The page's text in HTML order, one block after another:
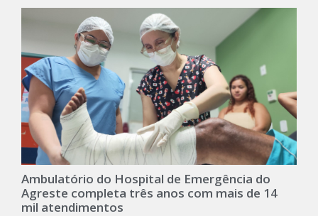
Ambulatório do Hospital de Emergência do
Agreste completa três anos com mais de 14
mil atendimentos